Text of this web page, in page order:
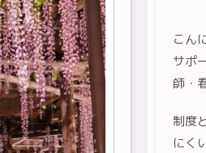
こん
サポ
師・
制度
にく